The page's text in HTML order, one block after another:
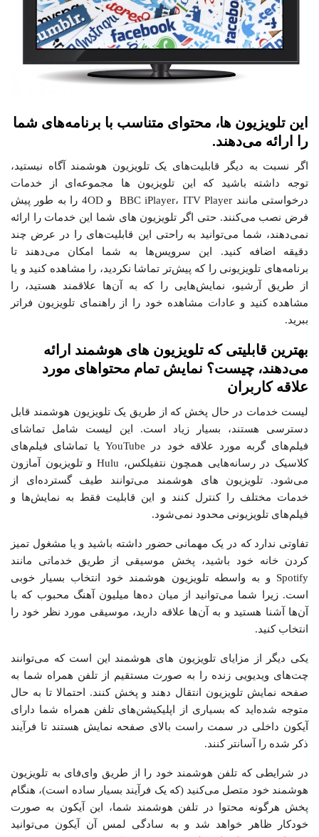
این تلویزیون ها، محتوای متناسب با برنامه‌های شما
را ارائه می‌دهند.
اگر نسبت به دیگر قابلیت‌های یک تلویزیون هوشمند آگاه نیستید،
توجه داشته باشید که این تلویزیون ها مجموعه‌ای از خدمات
درخواستی مانند BBC iPlayer، ITV Player و 4OD را به طور پیش
فرض نصب می‌کنند. حتی اگر تلویزیون های شما این خدمات را ارائه
نمی‌دهند، شما می‌توانید به راحتی این قابلیت‌های را در عرض چند
دقیقه اضافه کنید. این سرویس‌ها به شما امکان می‌دهند تا
برنامه‌های تلویزیونی را که پیش‌تر تماشا نکردید، را مشاهده کنید و یا
از طریق آرشیو، نمایش‌هایی را که به آن‌ها علاقمند هستید، را
مشاهده کنید و عادات مشاهده خود را از راهنمای تلویزیون فراتر
ببرید.
بهترین قابلیتی که تلویزیون های هوشمند ارائه
می‌دهند، چیست؟ نمایش تمام محتواهای مورد
علاقه کاربران
لیست خدمات در حال پخش که از طریق یک تلویزیون هوشمند قابل
دسترسی هستند، بسیار زیاد است. این لیست شامل تماشای
فیلم‌های گربه مورد علاقه خود در YouTube یا تماشای فیلم‌های
کلاسیک در رسانه‌هایی همچون نتفیلکس، Hulu و تلویزیون آمازون
می‌شود. تلویزیون های هوشمند می‌توانند طیف گسترده‌ای از
خدمات مختلف را کنترل کنند و این قابلیت فقط به نمایش‌ها و
فیلم‌های تلویزیونی محدود نمی‌شود.
تفاوتی ندارد که در یک مهمانی حضور داشته باشید و یا مشغول تمیز
کردن خانه خود باشید، پخش موسیقی از طریق خدماتی مانند
Spotify و به واسطه تلویزیون هوشمند خود انتخاب بسیار خوبی
است. زیرا شما می‌توانید از میان ده‌ها میلیون آهنگ محبوب که با
آن‌ها آشنا هستید و به آن‌ها علاقه دارید، موسیقی مورد نظر خود را
انتخاب کنید.
یکی دیگر از مزایای تلویزیون های هوشمند این است که می‌توانند
چت‌های ویدیویی زنده را به صورت مستقیم از تلفن همراه شما به
صفحه نمایش تلویزیون انتقال دهند و پخش کنند. احتمالا تا به حال
متوجه شده‌اید که بسیاری از اپلیکیشن‌های تلفن همراه شما دارای
آیکون داخلی در سمت راست بالای صفحه نمایش هستند تا فرآیند
ذکر شده را آسانتر کنند.
در شرایطی که تلفن هوشمند خود را از طریق وای‌فای به تلویزیون
هوشمند خود متصل می‌کنید (که یک فرآیند بسیار ساده است)، هنگام
پخش هرگونه محتوا در تلفن هوشمند شما، این آیکون به صورت
خودکار ظاهر خواهد شد و به سادگی لمس آن آیکون می‌توانید